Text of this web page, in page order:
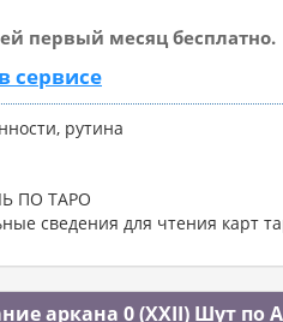
первый месяц бесплатно.
сервисе
рутина
ПО ТАРО
сведения для чтения карт
аркана 0 (XXII) Шут по